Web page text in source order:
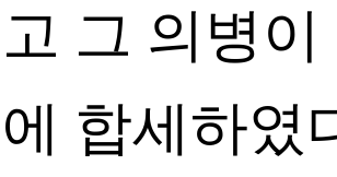
그 의병
합세하였